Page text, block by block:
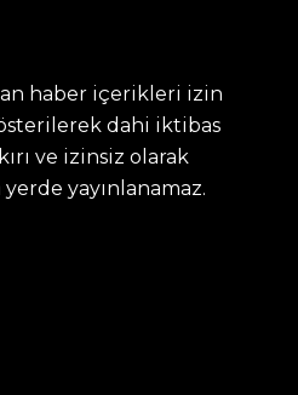
haber içerikleri izin
dahi iktibas
ve izinsiz olarak
yayınlanamaz.